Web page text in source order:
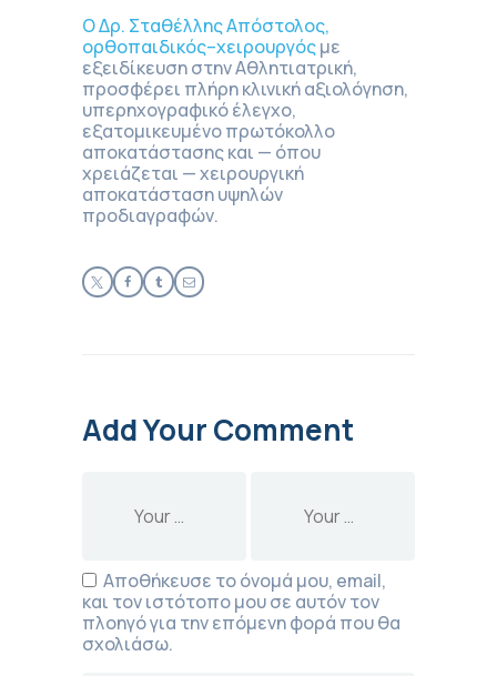
Ο Δρ. Σταθέλλης Απόστολος,
ορθοπαιδικός–χειρουργόςμε
εξειδίκευση στην Αθλητιατρική,
προσφέρει πλήρη κλινική αξιολόγηση,
υπερηχογραφικό έλεγχο,
εξατομικευμένο πρωτόκολλο
αποκατάστασης και — όπου
χρειάζεται — χειρουργική
αποκατάσταση υψηλών
προδιαγραφών.
Add Your Comment
Αποθήκευσε το όνομά μου, email,
και τον ιστότοπο μου σε αυτόν τον
πλοηγό για την επόμενη φορά που θα
σχολιάσω.